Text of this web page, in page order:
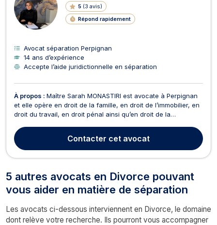
5 (3 avis)
Répond rapidement
Avocat séparation Perpignan
14 ans d’expérience
Accepte l’aide juridictionnelle en séparation
À propos : Maître Sarah MONASTIRI est avocate à Perpignan
et elle opère en droit de la famille, en droit de l’immobilier, en
droit du travail, en droit pénal ainsi qu’en droit de la
Sarah MONASTIRI intervient dans le cadre des affaires de
divorce et ses conséquences (pension a...
Contacter cet avocat
5 autres avocats en Divorce pouvant
vous aider en matière de séparation
Les avocats ci-dessous interviennent en Divorce, le domaine
dont relève votre recherche. Ils pourront vous accompagner